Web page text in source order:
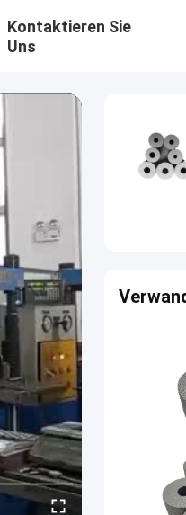
Kontaktieren Sie
Uns